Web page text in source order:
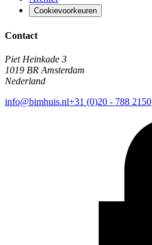
Cookievoorkeuren
Contact
Piet Heinkade 3
1019 BR Amsterdam
Nederland
info@bimhuis.nl+31 (0)20 - 788 2150